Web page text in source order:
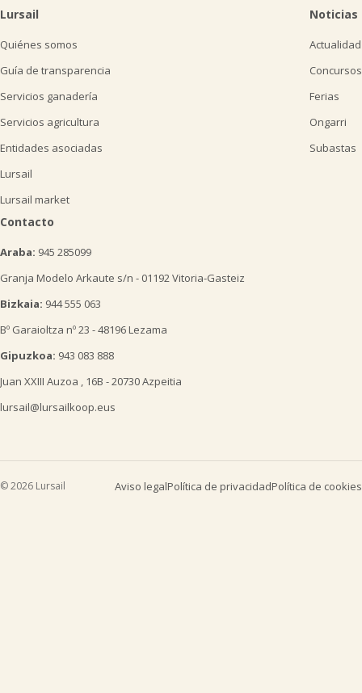
Lursail
Quiénes somos
Guía de transparencia
Servicios ganadería
Servicios agricultura
Entidades asociadas
Lursail
Lursail market
Noticias
Actualidad
Concursos
Ferias
Ongarri
Subastas
Contacto
Araba: 945 285099
Granja Modelo Arkaute s/n - 01192 Vitoria-Gasteiz
Bizkaia: 944 555 063
Bº Garaioltza nº 23 - 48196 Lezama
Gipuzkoa: 943 083 888
Juan XXIII Auzoa , 16B - 20730 Azpeitia
lursail@lursailkoop.eus
© 2026 Lursail Aviso legalPolítica de privacidadPolítica de cookies